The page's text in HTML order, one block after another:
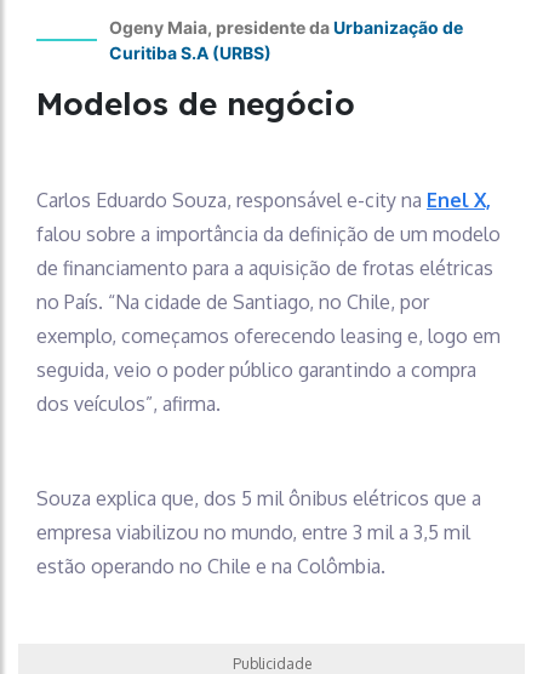
Ogeny Maia, presidente daUrbanização de
Curitiba S.A (URBS)
Modelos de negócio
Carlos Eduardo Souza, responsável e-city na Enel X,
falou sobre a importância da definição de um modelo
de financiamento para a aquisição de frotas elétricas
no País. “Na cidade de Santiago, no Chile, por
exemplo, começamos oferecendo leasing e, logo em
seguida, veio o poder público garantindo a compra
dos veículos”, afirma.
Souza explica que, dos 5 mil ônibus elétricos que a
empresa viabilizou no mundo, entre 3 mil a 3,5 mil
estão operando no Chile e na Colômbia.
Publicidade